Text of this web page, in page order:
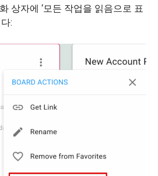
상자에 ‘모든 작업을 읽음으로 표
: